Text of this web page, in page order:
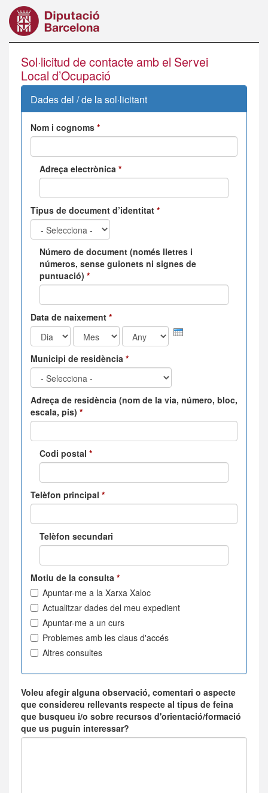
contingut
Sol·licitud de contacte amb el Servei
Local d’Ocupació
Dades del / de la sol·licitant
Nom i cognoms *
Adreça electrònica *
Tipus de document d’identitat *
Número de document (només lletres i
números, sense guionets ni signes de
puntuació) *
Data de naixement *
Dia
Mes Any
Municipi de residència *
Adreça de residència (nom de la via, número, bloc,
escala, pis) *
Codi postal *
Telèfon principal *
Telèfon secundari
Motiu de la consulta *
Apuntar-me a la Xarxa Xaloc
Actualitzar dades del meu expedient
Apuntar-me a un curs
Problemes amb les claus d'accés
Altres consultes
Voleu afegir alguna observació, comentari o aspecte
que considereu rellevants respecte al tipus de feina
que busqueu i/o sobre recursos d'orientació/formació
que us puguin interessar?